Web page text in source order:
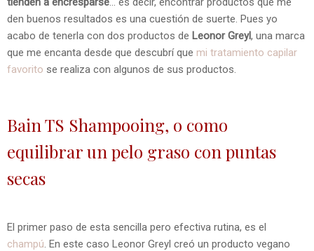
den buenos resultados es una cuestión de suerte. Pues yo
acabo de tenerla con dos productos de Leonor Greyl, una marca
que me encanta desde que descubrí que mi tratamiento capilar
favorito se realiza con algunos de sus productos.
Bain TS Shampooing, o como
equilibrar un pelo graso con puntas
secas
El primer paso de esta sencilla pero efectiva rutina, es el
champú. En este caso Leonor Greyl creó un producto vegano